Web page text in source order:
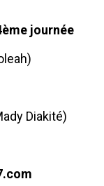
journée
Diakité)